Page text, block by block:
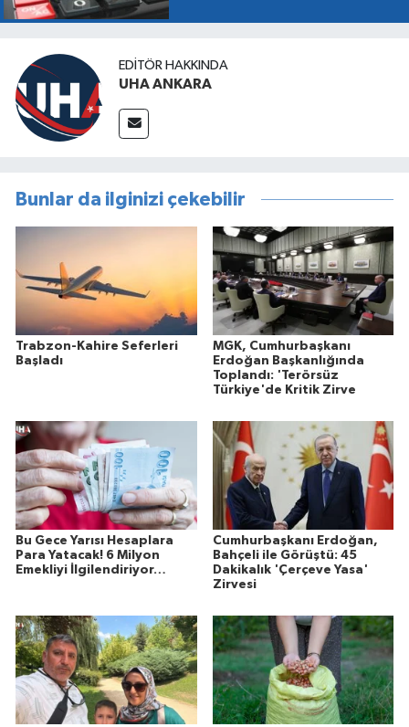
EDITÖR HAKKINDA
UHA ANKARA
Bunlar da ilginizi çekebilir
Trabzon-Kahire Seferleri
Başladı
MGK, Cumhurbaşkanı
Erdoğan Başkanlığında
Toplandı: 'Terörsüz
Türkiye'de Kritik Zirve
Bu Gece Yarısı Hesaplara
Para Yatacak! 6 Milyon
Emekliyi İlgilendiriyor…
Cumhurbaşkanı Erdoğan,
Bahçeli ile Görüştü: 45
Dakikalık 'Çerçeve Yasa'
Zirvesi